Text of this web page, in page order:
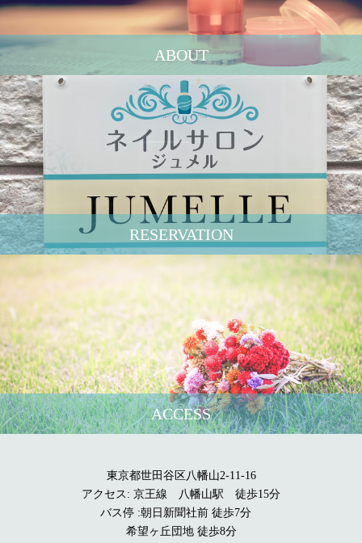
ABOUT
RESERVATION
ACCESS
東京都世田谷区八幡山2-11-16
アクセス: 京王線 八幡山駅 徒歩15分
バス停 :朝日新聞社前 徒歩7分
希望ヶ丘団地 徒歩8分